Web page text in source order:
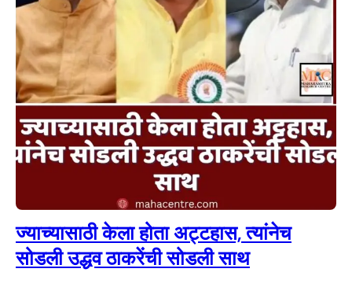
ज्याच्यासाठी केला होता अट्टहास, त्यांनेच
सोडली उद्धव ठाकरेंची सोडली साथ